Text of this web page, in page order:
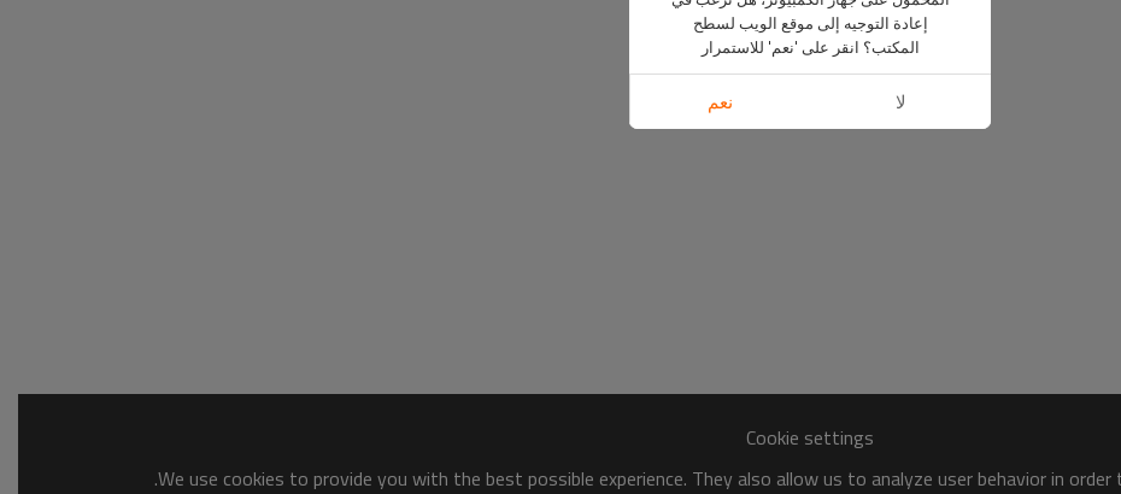
Cookie settings
We use cookies to provide you with the best possible experience. They also allow us to analyze user behavior in
إعادة التوجيه إلى موقع الويب لسطح
المكتب؟ انقر على 'نعم' للاستمرار
لا نعم